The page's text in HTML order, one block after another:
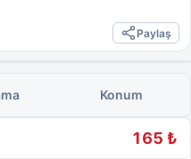
Paylaş
Konum
165 ₺